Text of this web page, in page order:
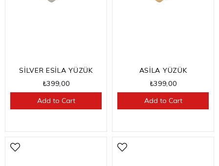
SİLVER ESİLA YÜZÜK
₺399,00
Add to Cart
ASİLA YÜZÜK
₺399,00
Add to Cart